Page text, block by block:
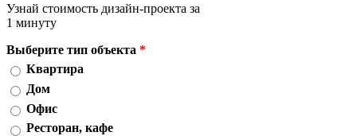
Узнай стоимость дизайн-проекта за
1 минуту
Выберите тип объекта *
Квартира
Дом
Офис
Ресторан, кафе